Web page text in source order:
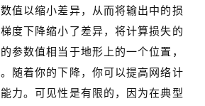
值以缩小差异，从而将输出中的损
度下降缩小了差异，将计算损失的
参数值相当于地形上的一个位置，
随着你的下降，你可以提高网络计
力。可见性是有限的，因为在典型